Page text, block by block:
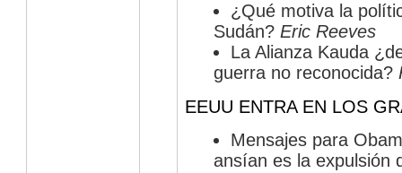
¿Qué motiva la
Sudán? Eric Reeves
La Alianza Kauda
guerra no reconocida?
EEUU ENTRA EN LOS
Mensajes para
ansían es la expulsión